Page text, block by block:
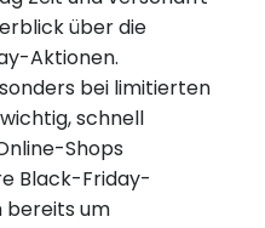
über die
Aktionen.
bei limitierten
schnell
Shops
Black-Friday-
bereits um